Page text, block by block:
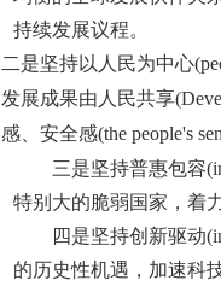
持续发展议程。
二是坚持以人民为中心
发展成果由人民共享(
感、安全感(the people's
三是坚持普惠包容
特别大的脆弱国家，着
四是坚持创新驱动
的历史性机遇，加速科